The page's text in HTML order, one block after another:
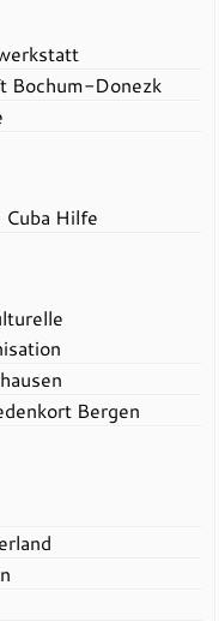
Bochum-Donezk
Hilfe
Bergen